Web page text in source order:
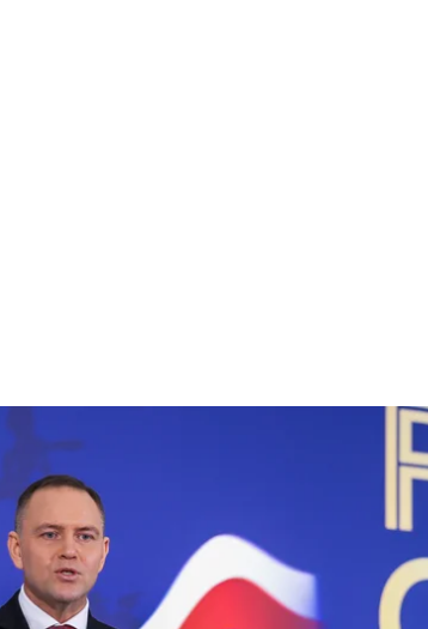
політики канцелярії президента
запрошення на Конференцію з
партнерам запрошення на захід